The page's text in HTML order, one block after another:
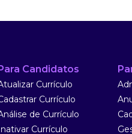
Candidatos
Currículo
Currículo
de Currículo
Currículo